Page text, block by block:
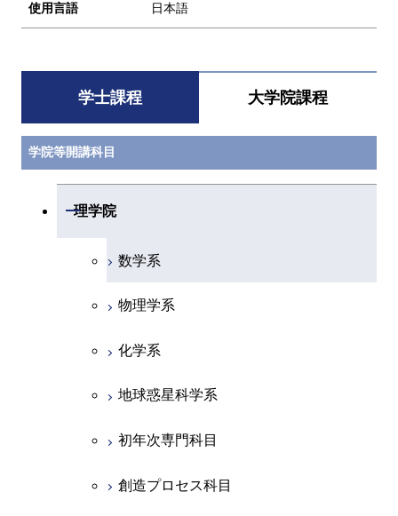
使用言語 日本語
学士課程 大学院課程
学院等開講科目
理学院
開閉
数学系
物理学系
化学系
地球惑星科学系
初年次専門科目
創造プロセス科目